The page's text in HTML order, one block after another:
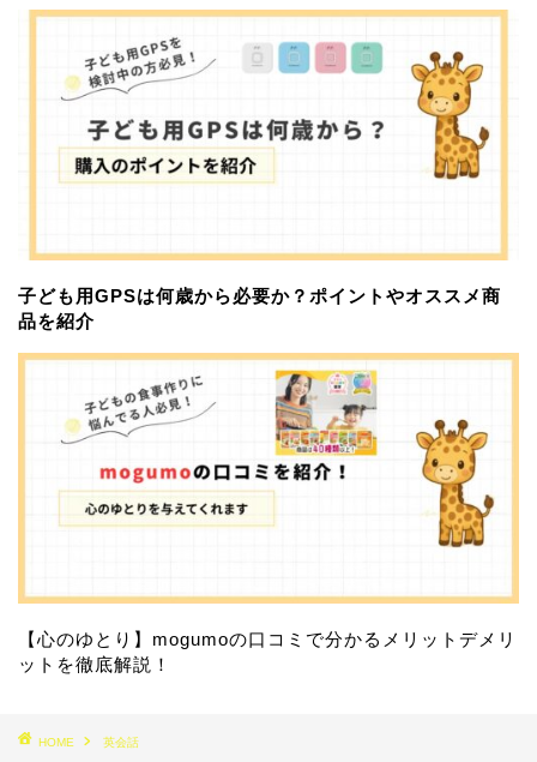
子ども用GPSは何歳から必要か？ポイントやオススメ商
品を紹介
【心のゆとり】mogumoの口コミで分かるメリットデメリ
ットを徹底解説！
HOME 英会話